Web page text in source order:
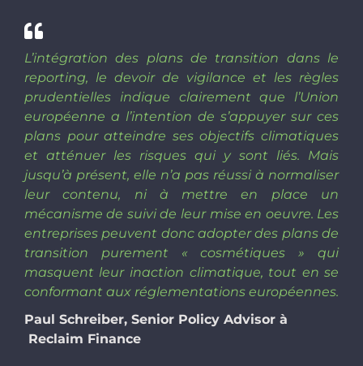
L’intégration des plans de transition dans le
reporting, le devoir de vigilance et les règles
prudentielles indique clairement que l’Union
européenne a l’intention de s’appuyer sur ces
plans pour atteindre ses objectifs climatiques
et atténuer les risques qui y sont liés. Mais
jusqu’à présent, elle n’a pas réussi à normaliser
leur contenu, ni à mettre en place un
mécanisme de suivi de leur mise en oeuvre. Les
entreprises peuvent donc adopter des plans de
transition purement « cosmétiques » qui
masquent leur inaction climatique, tout en se
conformant aux réglementations européennes.
Paul Schreiber, Senior Policy Advisorà
Reclaim Finance